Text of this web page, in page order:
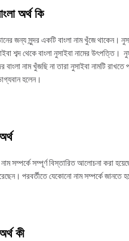
অর্থ কি
জন্য সুন্দর একটি বাংলা নাম খুঁজে থাকেন।
শব্দ থেকে বাংলা নুসাইবা নামের উৎপত্তি।
বাংলা নাম খুঁজছি না তারা নুসাইবা নামটি
হলেন।
সম্পর্কে সম্পূর্ণ বিস্তারিত আলোচনা করা
পরবর্তীতে যেকোনো নাম সম্পর্কে জানতে
কী